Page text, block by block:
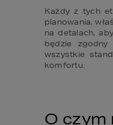
Każdy z tych
planowania,
na detalach,
będzie
wszystkie
komfortu.
O czym